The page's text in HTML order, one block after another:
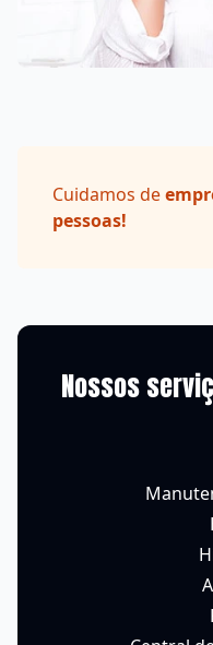
Cuidamos de
pessoas!
Nossos